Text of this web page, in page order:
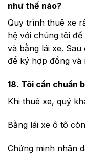
như thế nào?
Quy trình thuê xe
hệ với chúng tôi
và bằng lái xe.
để ký hợp đồng và
18. Tôi cần chuẩn
Khi thuê xe, quý
Bằng lái xe ô tô
Chứng minh nhân